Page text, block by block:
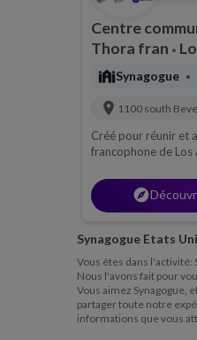
Centre
Thora fran •
synagogueSynagogue •
location_on 1100 south
Créé pour réunir et
francophone de Los
juif de la ville, dédié
et au lienexplorer
Synagogue Etats
Vous êtes dans l'activité:
Nous l'avons fait pour
Vous aimez Synagogue,
partager toute notre
informations que vous